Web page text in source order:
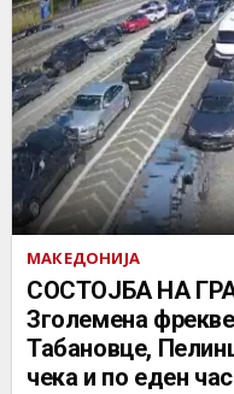
МАКЕДОНИЈА
СОСТОЈБА НА
Зголемена
Табановце,
чека и по еден час